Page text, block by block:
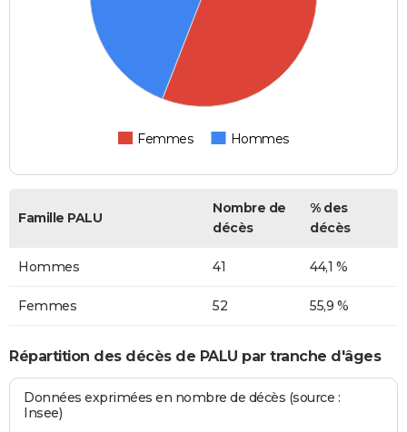
Femmes Hommes
Famille PALU
Nombre de
décès
% des
décès
Hommes 41 44,1 %
Femmes 52 55,9 %
Répartition des décès de PALU par tranche d'âges
Données exprimées en nombre de décès (source :
Insee)